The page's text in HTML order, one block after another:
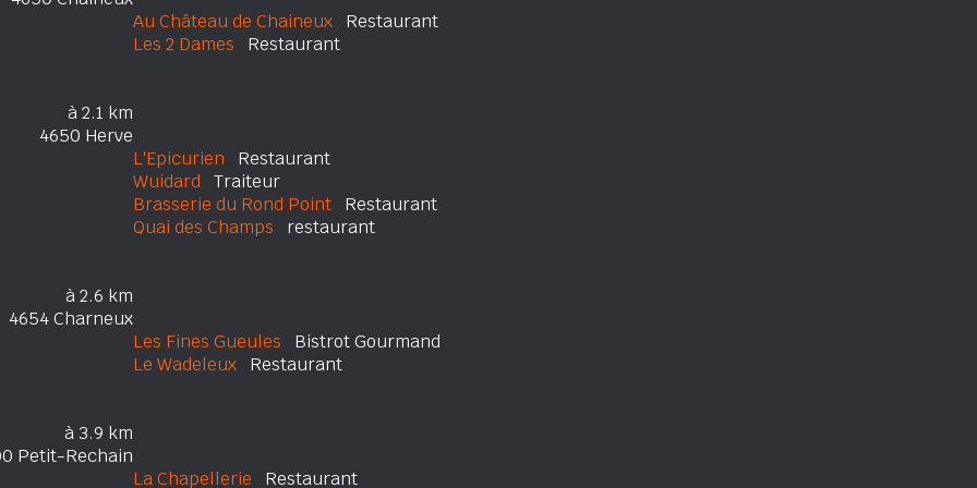
Au Château de Chaineux Restaurant
Les 2 Dames Restaurant
à 2.1 km
4650 Herve
L'Epicurien Restaurant
Wuidard Traiteur
Brasserie du Rond Point Restaurant
Quai des Champs restaurant
à 2.6 km
4654 Charneux
Les Fines Gueules Bistrot Gourmand
Le Wadeleux Restaurant
à 3.9 km
Petit-Rechain
La Chapellerie Restaurant